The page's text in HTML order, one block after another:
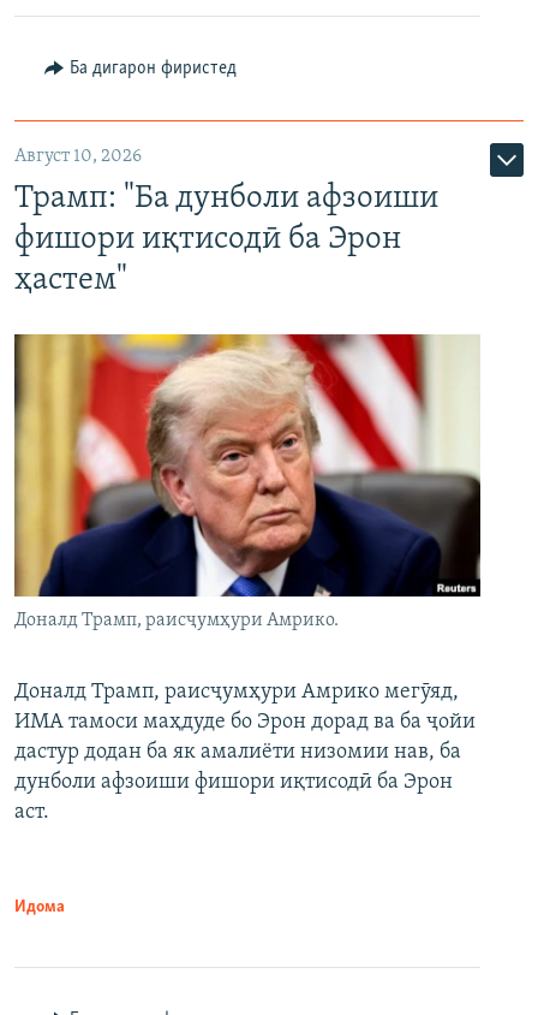
Ба дигарон фиристед
Август 10, 2026
Трамп: "Ба дунболи афзоиши
фишори иқтисодӣ ба Эрон
ҳастем"
Доналд Трамп, раисҷумҳури Амрико.
Доналд Трамп, раисҷумҳури Амрико мегӯяд,
ИМА тамоси маҳдуде бо Эрон дорад ва ба ҷойи
дастур додан ба як амалиёти низомии нав, ба
дунболи афзоиши фишори иқтисодӣ ба Эрон
аст.
Идома